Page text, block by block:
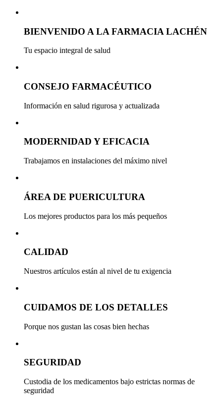
BIENVENIDO A LA FARMACIA LACHÉN
Tu espacio integral de salud
CONSEJO FARMACÉUTICO
Información en salud rigurosa y actualizada
MODERNIDAD Y EFICACIA
Trabajamos en instalaciones del máximo nivel
ÁREA DE PUERICULTURA
Los mejores productos para los más pequeños
CALIDAD
Nuestros artículos están al nivel de tu exigencia
CUIDAMOS DE LOS DETALLES
Porque nos gustan las cosas bien hechas
SEGURIDAD
Custodia de los medicamentos bajo estrictas normas de
seguridad